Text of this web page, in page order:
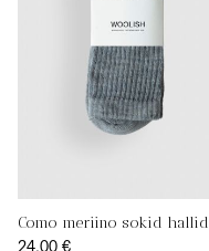
Como meriino sokid hallid
24,00 €